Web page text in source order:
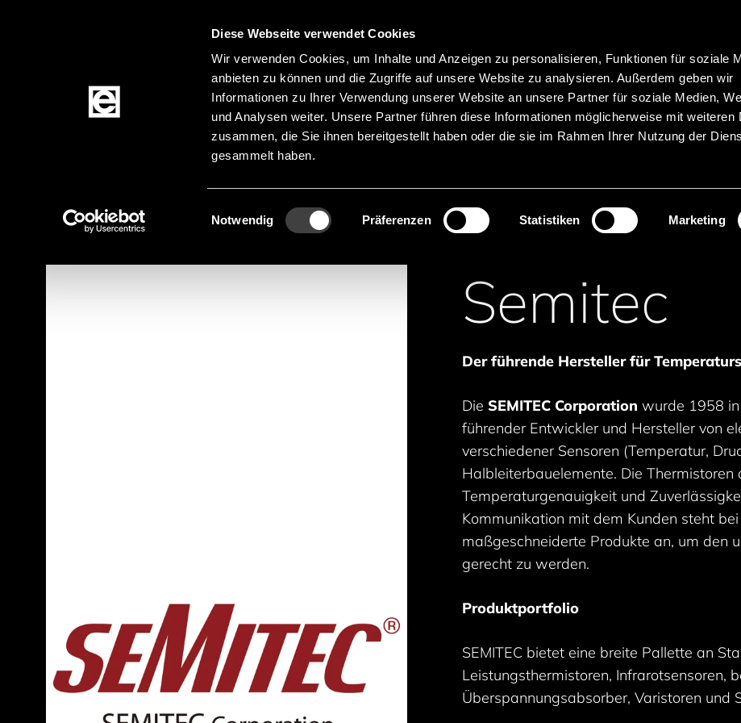
Diese Webseite verwendet Cookies
Wir verwenden Cookies, um Inhalte und Anzeigen zu personalisieren, Funktionen für soziale
anbieten zu können und die Zugriffe auf unsere Website zu analysieren. Außerdem geben wir
Informationen zu Ihrer Verwendung unserer Website an unsere Partner für soziale Medien,
und Analysen weiter. Unsere Partner führen diese Informationen möglicherweise mit weiteren
zusammen, die Sie ihnen bereitgestellt haben oder die sie im Rahmen Ihrer Nutzung der
gesammelt haben.
Einwilligungsauswahl
Notwendig Präferenzen Statistiken Marketing
SprachenMenü
Produkte
Suche
Produktnamen suchen
Semitec
Der führende Hersteller für
Die SEMITEC Corporation wurde 1958 in
führender Entwickler und Hersteller von
verschiedener Sensoren (Temperatur,
Halbleiterbauelemente. Die Thermistoren
Temperaturgenauigkeit und
Kommunikation mit dem Kunden steht
maßgeschneiderte Produkte an, um den
gerecht zu werden.
Produktportfolio
SEMITEC bietet eine breite Pallette an
Leistungsthermistoren, Infrarotsensoren,
Überspannungsabsorber, Varistoren und